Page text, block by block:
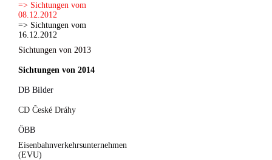
=> Sichtungen vom
08.12.2012
=> Sichtungen vom
16.12.2012
Sichtungen von 2013
Sichtungen von 2014
DB Bilder
CD České Dráhy
ÖBB
Eisenbahnverkehrsunternehmen
(EVU)